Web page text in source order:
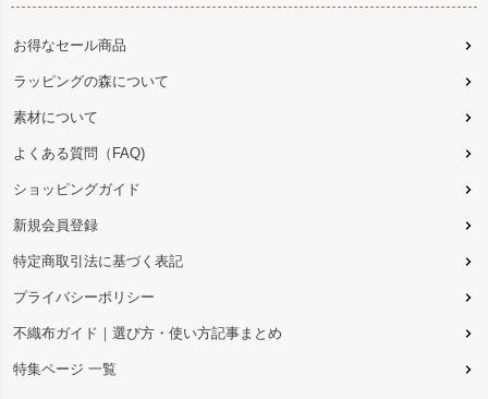
お得なセール商品
ラッピングの森について
素材について
よくある質問（FAQ)
ショッピングガイド
新規会員登録
特定商取引法に基づく表記
プライバシーポリシー
不織布ガイド｜選び方・使い方記事まとめ
特集ページ 一覧